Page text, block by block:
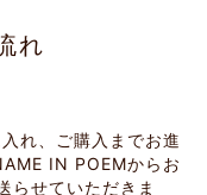
れ